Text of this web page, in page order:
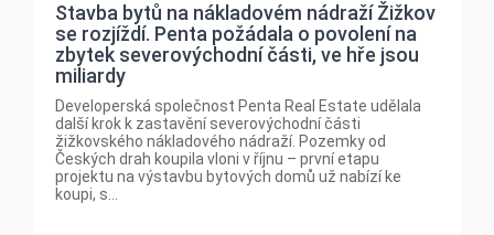
Stavba bytů na nákladovém nádraží Žižkov
se rozjíždí. Penta požádala o povolení na
zbytek severovýchodní části, ve hře jsou
miliardy
Developerská společnost Penta Real Estate udělala
další krok k zastavění severovýchodní části
žižkovského nákladového nádraží. Pozemky od
Českých drah koupila vloni v říjnu – první etapu
projektu na výstavbu bytových domů už nabízí ke
koupi, s...